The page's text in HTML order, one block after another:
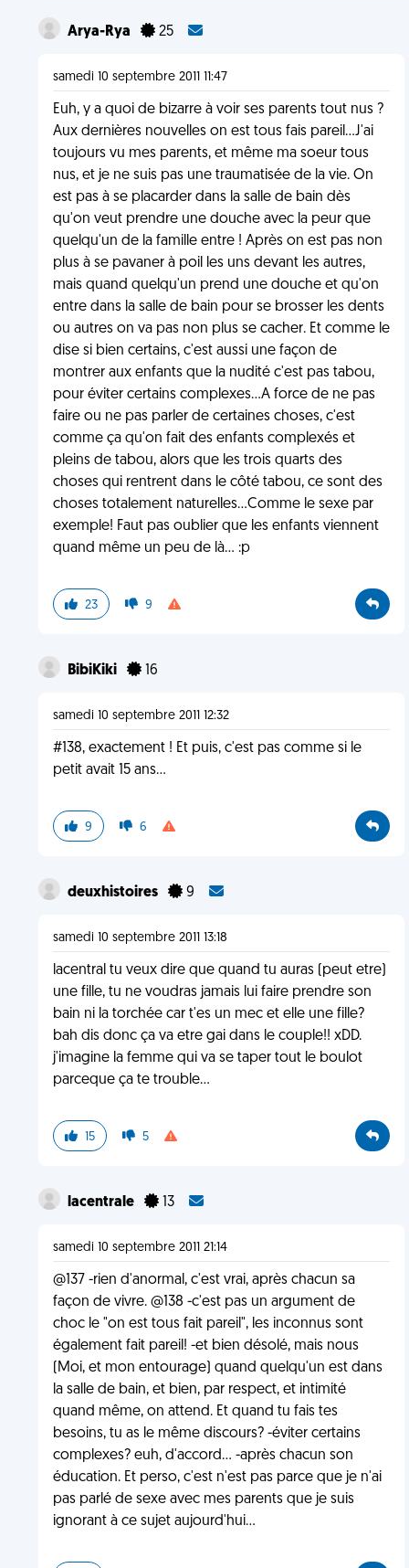
Arya-Rya 25
samedi 10 septembre 2011 11:47
Euh, y a quoi de bizarre à voir ses parents tout nus ?
Aux dernières nouvelles on est tous fais pareil...J'ai
toujours vu mes parents, et même ma soeur tous
nus, et je ne suis pas une traumatisée de la vie. On
est pas à se placarder dans la salle de bain dès
qu'on veut prendre une douche avec la peur que
quelqu'un de la famille entre ! Après on est pas non
plus à se pavaner à poil les uns devant les autres,
mais quand quelqu'un prend une douche et qu'on
entre dans la salle de bain pour se brosser les dents
ou autres on va pas non plus se cacher. Et comme le
dise si bien certains, c'est aussi une façon de
montrer aux enfants que la nudité c'est pas tabou,
pour éviter certains complexes...A force de ne pas
faire ou ne pas parler de certaines choses, c'est
comme ça qu'on fait des enfants complexés et
pleins de tabou, alors que les trois quarts des
choses qui rentrent dans le côté tabou, ce sont des
choses totalement naturelles...Comme le sexe par
exemple! Faut pas oublier que les enfants viennent
quand même un peu de là... :p
23 9
BibiKiki 16
samedi 10 septembre 2011 12:32
#138, exactement ! Et puis, c'est pas comme si le
petit avait 15 ans...
9 6
deuxhistoires 9
samedi 10 septembre 2011 13:18
lacentral tu veux dire que quand tu auras (peut etre)
une fille, tu ne voudras jamais lui faire prendre son
bain ni la torchée car t'es un mec et elle une fille?
bah dis donc ça va etre gai dans le couple!! xDD.
j'imagine la femme qui va se taper tout le boulot
parceque ça te trouble...
15 5
lacentrale 13
samedi 10 septembre 2011 21:14
@137 -rien d'anormal, c'est vrai, après chacun sa
façon de vivre. @138 -c'est pas un argument de
choc le "on est tous fait pareil", les inconnus sont
également fait pareil! -et bien désolé, mais nous
(Moi, et mon entourage) quand quelqu'un est dans
la salle de bain, et bien, par respect, et intimité
quand même, on attend. Et quand tu fais tes
besoins, tu as le même discours? -éviter certains
complexes? euh, d'accord... -après chacun son
éducation. Et perso, c'est n'est pas parce que je n'ai
pas parlé de sexe avec mes parents que je suis
ignorant à ce sujet aujourd'hui...